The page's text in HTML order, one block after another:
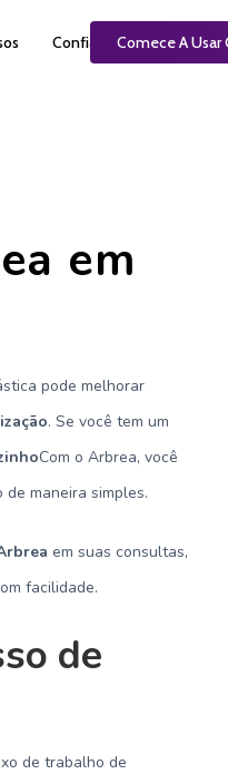
Confiável PT
Comece A
em
pode melhorar
. Se você tem um
Com o Arbrea, você
maneira simples.
em suas consultas,
facilidade.
de
de trabalho de